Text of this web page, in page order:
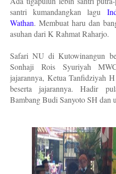
santri kumandangkan lagu
Wathan. Membuat haru dan
asuhan dari K Rahmat Raharjo.
Safari NU di Kutowinangun
Sonhaji Rois Syuriyah
jajarannya, Ketua Tanfidziyah
beserta jajarannya. Hadir
Bambang Budi Sanyoto SH dan